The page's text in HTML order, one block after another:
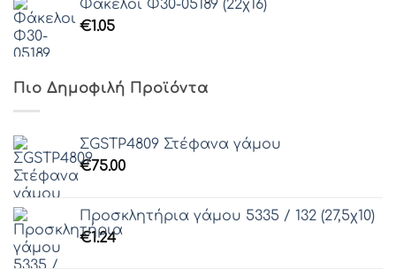
Φάκελοι Φ30-05189 (22χ16)
€1.05
Πιο Δημοφιλή Προϊόντα
ΣGSTP4809 Στέφανα γάμου
€75.00
Προσκλητήρια γάμου 5335 / 132 (27,5χ10)
€1.24